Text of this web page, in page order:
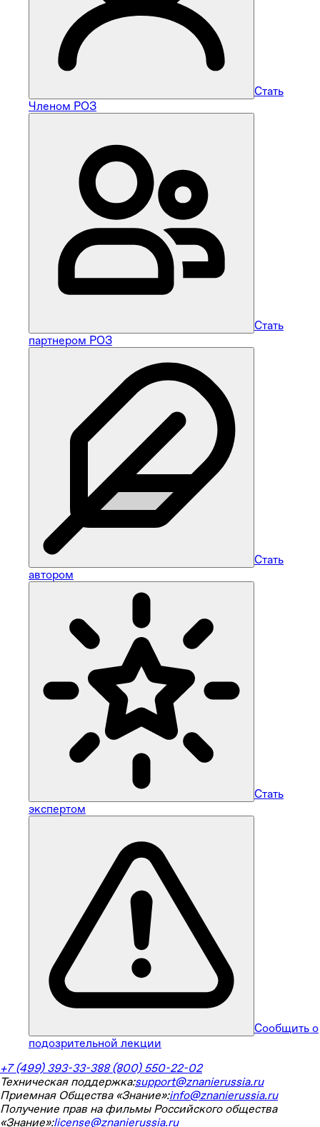
Стать
Членом РОЗ
Стать
партнером РОЗ
Стать
автором
Стать
экспертом
Сообщить о
подозрительной лекции
+7 (499) 393-33-388 (800) 550-22-02
Техническая поддержка:support@znanierussia.ru
Приемная Общества «Знание»:info@znanierussia.ru
Получение прав на фильмы Российского общества
«Знание»:license@znanierussia.ru